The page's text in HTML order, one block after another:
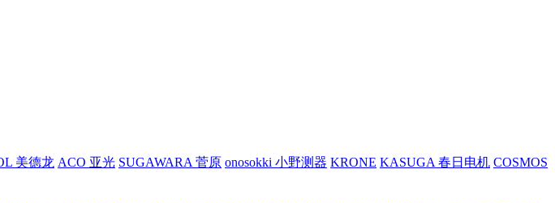
美德龙 ACO 亚光 SUGAWARA 菅原 onosokki 小野测器 KRONE KASUGA 春日电机 COSMOS